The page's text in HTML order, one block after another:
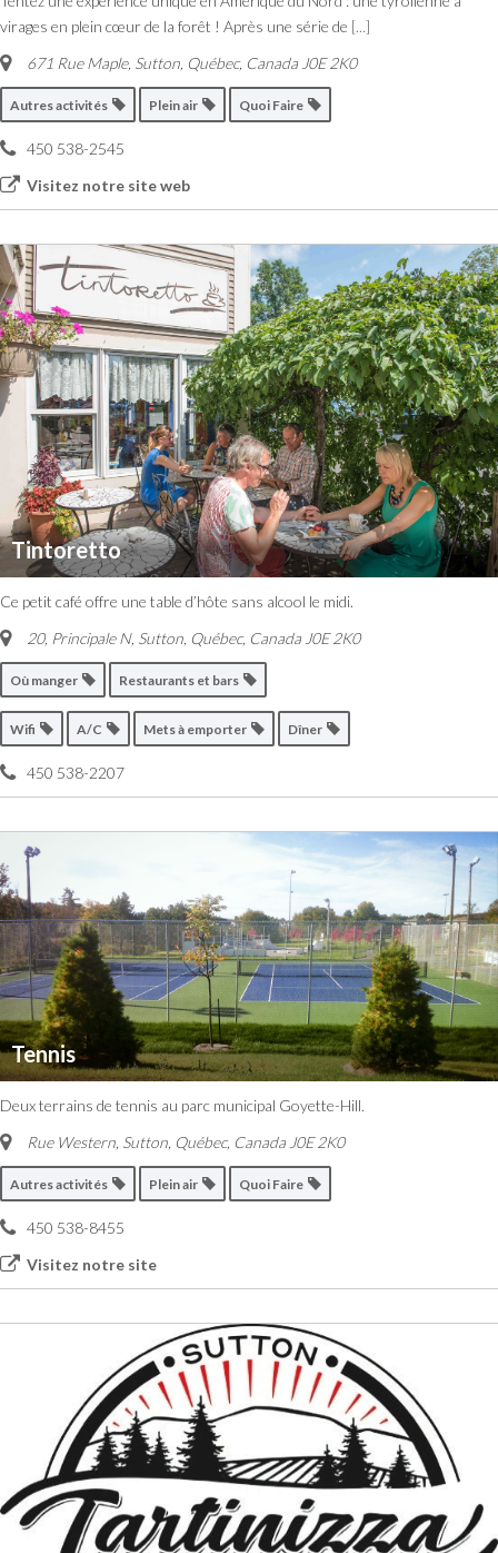
virages en plein cœur de la forêt ! Après une série de [...]
671 Rue Maple, Sutton Québec, Canada J0E 2K0
Autres activités Plein air Quoi Faire
450 538-2545
Visitez notre site web
Tintoretto
Ce petit café offre une table d’hôte sans alcool le midi.
20, Principale N, Sutton Québec, Canada J0E 2K0
Où manger Restaurants et bars
Wifi A/C Mets à emporter Dîner
450 538-2207
Tennis
Deux terrains de tennis au parc municipal Goyette-Hill.
Rue Western, Sutton Québec, Canada J0E 2K0
Autres activités Plein air Quoi Faire
450 538-8455
Visitez notre site